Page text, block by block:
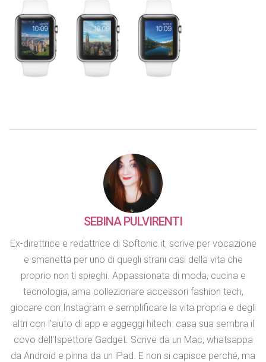
SEBINA PULVIRENTI
Ex-direttrice e redattrice di Softonic.it, scrive per vocazione
e smanetta per uno di quegli strani casi della vita che
proprio non ti spieghi. Appassionata di moda, cucina e
tecnologia, ama collezionare accessori fashion tech,
giocare con Instagram e semplificare la vita propria e degli
altri con l'aiuto di app e aggeggi hitech: casa sua sembra il
covo dell'Ispettore Gadget. Scrive da un Mac, whatsappa
da Android e pinna da un iPad. E non si capisce perché, ma